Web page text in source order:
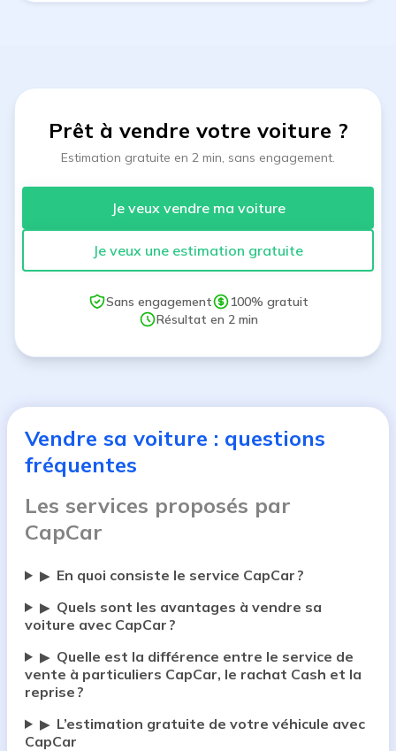
Prêt à vendre votre voiture ?
Estimation gratuite en 2 min, sans engagement.
Je veux vendre ma voiture
Je veux une estimation gratuite
Sans engagement
100% gratuit
Résultat en 2 min
Vendre sa voiture : questions
fréquentes
Les services proposés par
CapCar
▶ En quoi consiste le service CapCar ?
▶ Quels sont les avantages à vendre sa
voiture avec CapCar ?
▶ Quelle est la différence entre le service de
vente à particuliers CapCar, le rachat Cash et la
reprise ?
▶ L’estimation gratuite de votre véhicule avec
CapCar